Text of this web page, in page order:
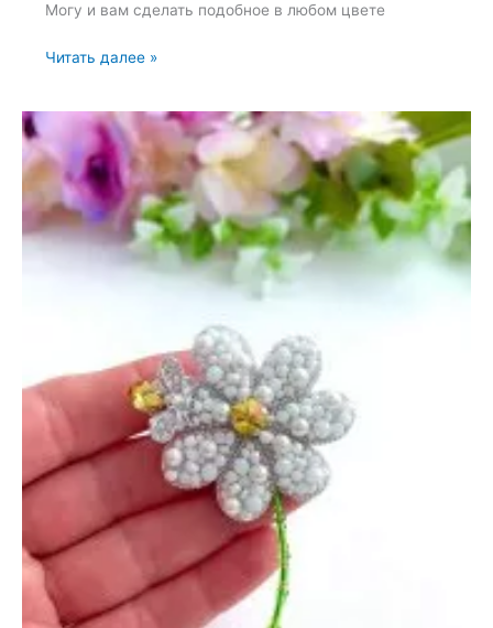
Могу и вам сделать подобное в любом цвете
Брошь
июля
2023
Читать далее »